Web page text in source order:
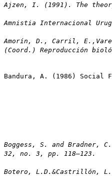
Ajzen, I. (1991). The
Amnistia Internacional
Amorín, D., Carril,
(Coord.) Reproducción
Bandura, A. (1986) Social
Boggess, S. and Bradner,
32, no. 3, pp. 118–123.
Botero, L.D.&Castrillón,